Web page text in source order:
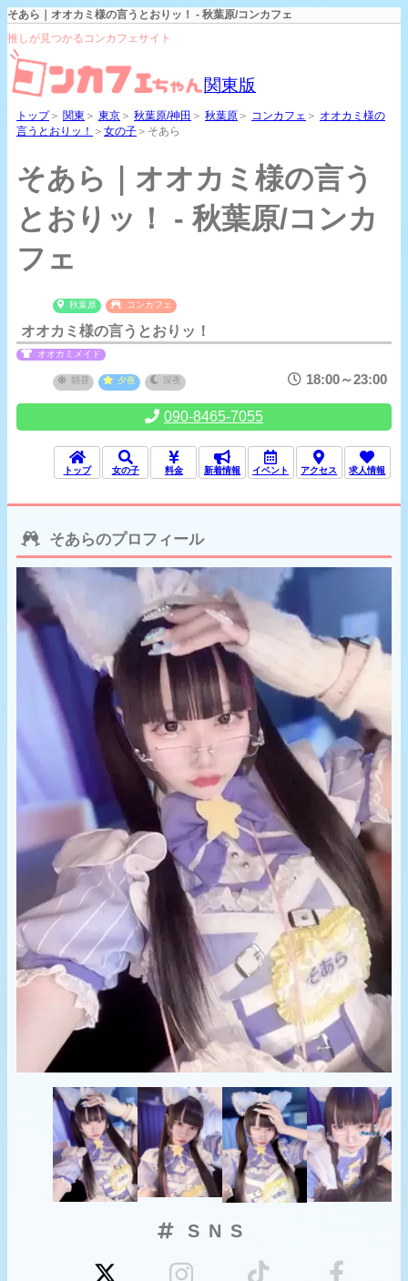
そあら｜オオカミ様の言うとおりッ！ - 秋葉原/コンカフェ
推しが見つかるコンカフェサイト
関東版
トップ＞ 関東 ＞ 東京 ＞ 秋葉原/神田 ＞ 秋葉原 ＞ コンカフェ ＞ オオカミ様の
言うとおりッ！ ＞ 女の子 ＞そあら
そあら｜オオカミ様の言う
とおりッ！ - 秋葉原/コンカ
フェ
秋葉原 コンカフェ
オオカミ様の言うとおりッ！
オオカミメイド
朝昼 夕夜 深夜 18:00～23:00
090-8465-7055
トップ 女の子 料金 新着情報 イベント アクセス 求人情報
そあらのプロフィール
SNS